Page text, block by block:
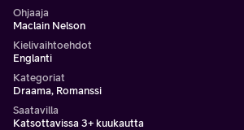
Ohjaaja
Maclain Nelson
Kielivaihtoehdot
Englanti
Kategoriat
Draama, Romanssi
Saatavilla
Katsottavissa 3+ kuukautta